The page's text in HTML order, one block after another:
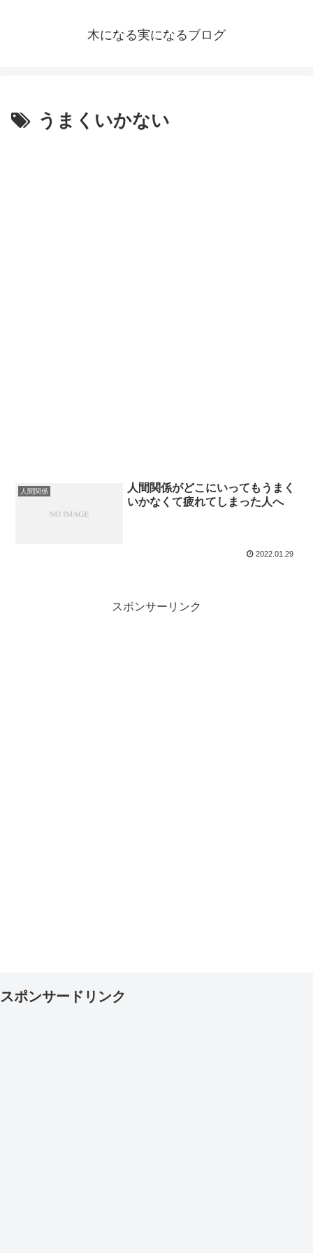
木になる実になるブログ
うまくいかない
人間関係
人間関係がどこにいってもうまく
いかなくて疲れてしまった人へ
2022.01.29
スポンサーリンク
スポンサードリンク